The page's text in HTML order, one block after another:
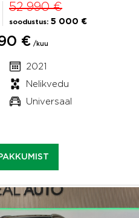
52 990 €
soodustus: 5 000 €
€ /kuu
2021
Nelikvedu
Universaal